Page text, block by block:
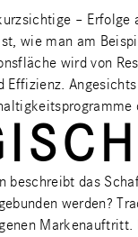
– Erfolge
wie man am
wird von
beschreibt das
werden?